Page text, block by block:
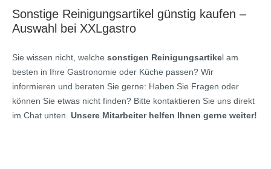
Sonstige Reinigungsartikel günstig kaufen –
Auswahl bei XXLgastro
Sie wissen nicht, welche sonstigen Reinigungsartikel am
besten in Ihre Gastronomie oder Küche passen? Wir
informieren und beraten Sie gerne: Haben Sie Fragen oder
können Sie etwas nicht finden? Bitte kontaktieren Sie uns direkt
im Chat unten. Unsere Mitarbeiter helfen Ihnen gerne weiter!